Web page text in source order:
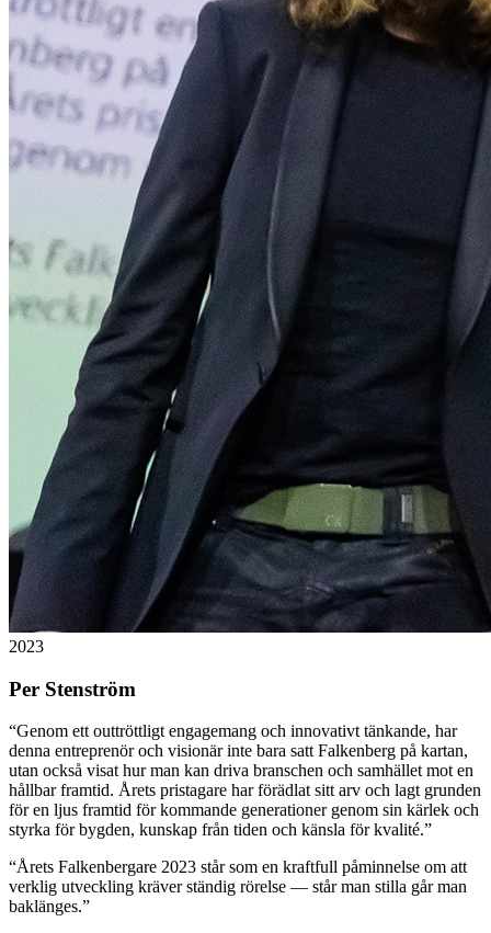
2023
Per Stenström
“Genom ett outtröttligt engagemang och innovativt tänkande, har
denna entreprenör och visionär inte bara satt Falkenberg på kartan,
utan också visat hur man kan driva branschen och samhället mot en
hållbar framtid. Årets pristagare har förädlat sitt arv och lagt grunden
för en ljus framtid för kommande generationer genom sin kärlek och
styrka för bygden, kunskap från tiden och känsla för kvalité.”
“Årets Falkenbergare 2023 står som en kraftfull påminnelse om att
verklig utveckling kräver ständig rörelse — står man stilla går man
baklänges.”